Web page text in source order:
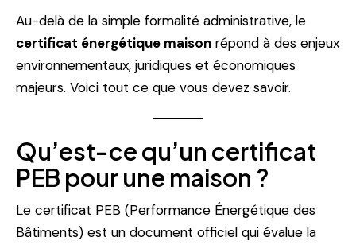
Au-delà de la simple formalité administrative, le
certificat énergétique maison répond à des enjeux
environnementaux, juridiques et économiques
majeurs. Voici tout ce que vous devez savoir.
Qu’est-ce qu’un certificat
PEB pour une maison ?
Le certificat PEB (Performance Énergétique des
Bâtiments) est un document officiel qui évalue la